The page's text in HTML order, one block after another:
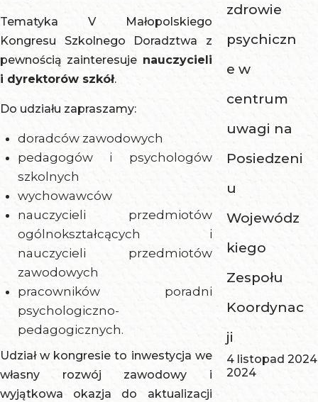
Tematyka V Małopolskiego
Kongresu Szkolnego Doradztwa z
pewnością zainteresuje nauczycieli
i dyrektorów szkół.
Do udziału zapraszamy:
doradców zawodowych
pedagogów i psychologów
szkolnych
wychowawców
nauczycieli przedmiotów
ogólnokształcących i
nauczycieli przedmiotów
zawodowych
pracowników poradni
psychologiczno-
pedagogicznych.
Udział w kongresie to inwestycja we
własny rozwój zawodowy i
wyjątkowa okazja do aktualizacji
zdrowie
psychiczn
e w
centrum
uwagi na
Posiedzeni
u
Wojewódz
kiego
Zespołu
Koordynac
ji
4 listopad 2024
2024